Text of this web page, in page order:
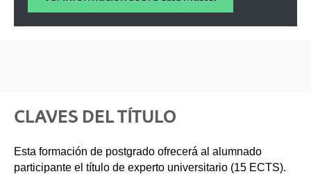
CLAVES DEL TÍTULO
Esta formación de postgrado ofrecerá al alumnado
participante el título de experto universitario (15 ECTS).